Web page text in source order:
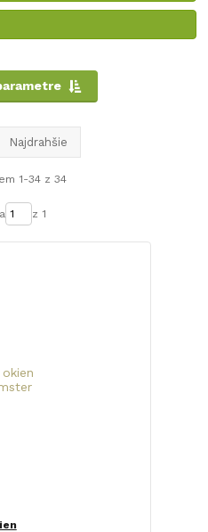
Najdrahšie
1-34 z 34
z 1